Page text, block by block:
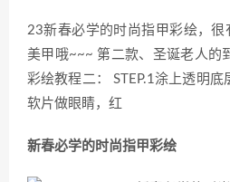
23新春必学的时尚指甲彩绘，
美甲哦~~~ 第二款、圣诞老人的
彩绘教程二： STEP.1涂上透明底
软片做眼睛，红
新春必学的时尚指甲彩绘